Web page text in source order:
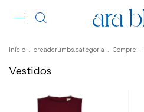
Início breadcrumbs.categoria Compre
Vestidos